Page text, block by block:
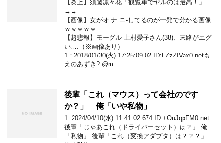
【炎上】須藤凛々花「観覧車でヤルのは最高！」
→→
【画像】女がオ ナ ニ-してるのが一発で分かる画像
ｗｗｗｗｗ
【超悲報】モーグル 上村愛子さん(38)、末路がエグ
い….（※画像あり）
1：2018/01/30(火) 17:25:09.02 ID:LZzZIVax0.netも
えのあずき? @m…
後輩「これ（マウス）って会社のです
か？」 俺「いや私物」
1: 2024/04/10(水) 11:41:02.674 ID:+OuJqpFM0.net
後輩「じゃあこれ（ドライバーセット）は？」 俺
「私物」 後輩「これ（変換アダプタ）は？？？」